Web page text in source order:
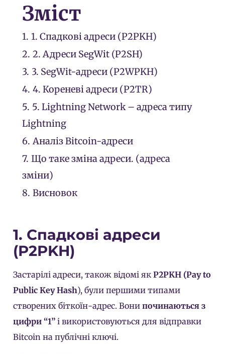
Зміст
1. 1. Спадкові адреси (P2PKH)
2. 2. Адреси SegWit (P2SH)
3. 3. SegWit-адреси (P2WPKH)
4. 4. Кореневі адреси (P2TR)
5. 5. Lightning Network – адреса типу
Lightning
6. Аналіз Bitcoin-адреси
7. Що таке зміна адреси. (адреса
зміни)
8. Висновок
1. Спадкові адреси
(P2PKH)
Застарілі адреси, також відомі як P2PKH (Pay to
Public Key Hash), були першими типами
створених біткоїн-адрес. Вони починаються з
цифри “1” і використовуються для відправки
Bitcoin на публічні ключі.